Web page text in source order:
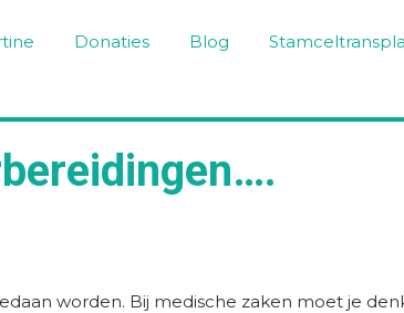
Donaties Blog
worden. Bij medische zaken moet je